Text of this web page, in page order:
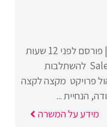
פורסם לפני 12 שעות
אנו מגייסים מנהל/ת פרוייקטיםSalesforce להשתלבות
פרויקט מקצה לקצה
הנחיית ...
מידע על המשרה